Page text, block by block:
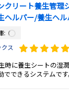
クリート養生管理
ヘルパー/養生ヘル
:
クス
時に養生シートの湿
できるシステムです